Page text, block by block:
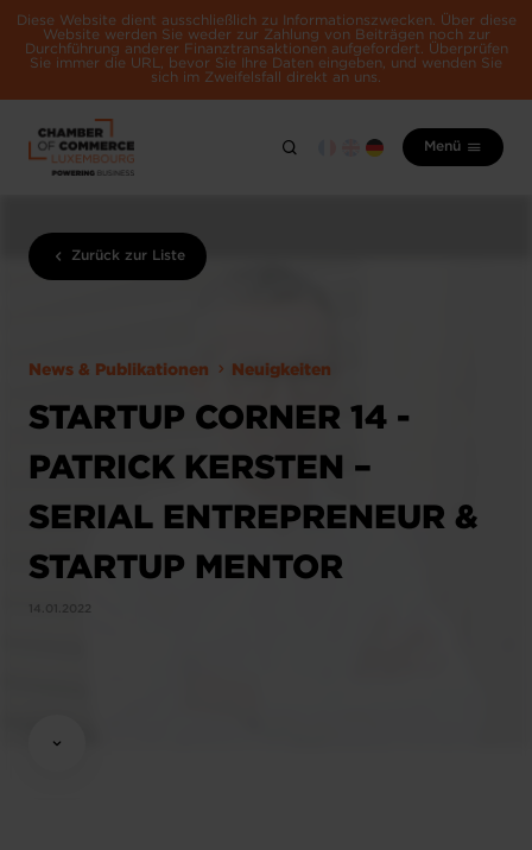
Diese Website dient ausschließlich zu Informationszwecken. Über diese
Website werden Sie weder zur Zahlung von Beiträgen noch zur
Durchführung anderer Finanztransaktionen aufgefordert. Überprüfen
Sie immer die URL, bevor Sie Ihre Daten eingeben, und wenden Sie
sich im Zweifelsfall direkt an uns.
Menü
Zurück zur Liste
News & Publikationen Neuigkeiten
STARTUP CORNER 14 -
PATRICK KERSTEN –
SERIAL ENTREPRENEUR &
STARTUP MENTOR
14.01.2022